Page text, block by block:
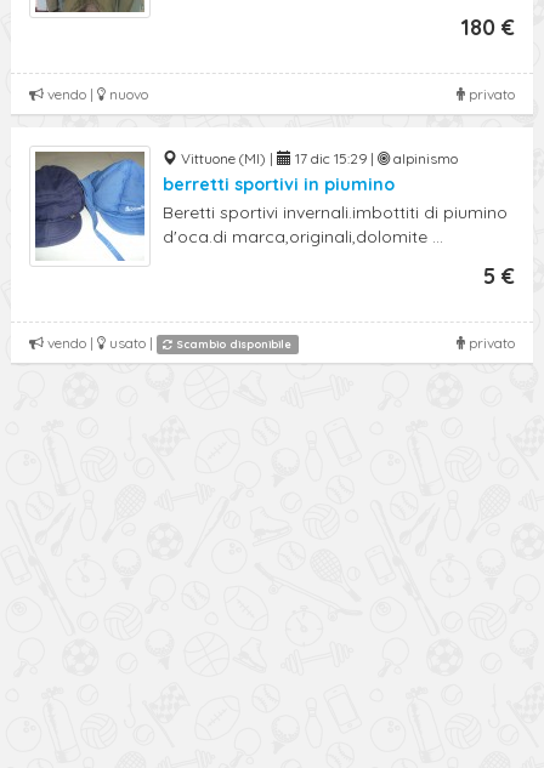
180 €
privato
vendo | nuovo
Vittuone (MI) | 17 dic 15:29 | alpinismo
berretti sportivi in piumino
Beretti sportivi invernali.imbottiti di piumino
d'oca.di marca,originali,dolomite ...
5 €
privato
vendo | usato | Scambio disponibile